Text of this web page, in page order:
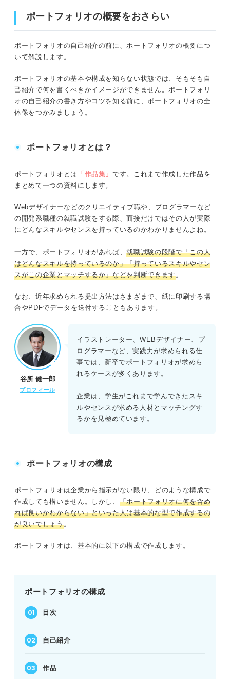
ポートフォリオの概要をおさらい
ポートフォリオの自己紹介の前に、ポートフォリオの概要につ
いて解説します。
ポートフォリオの基本や構成を知らない状態では、そもそも自
己紹介で何を書くべきかイメージができません。ポートフォリ
オの自己紹介の書き方やコツを知る前に、ポートフォリオの全
体像をつかみましょう。
ポートフォリオとは？
ポートフォリオとは 「作品集」です。これまで作成した作品を
まとめて一つの資料にします。
Webデザイナーなどのクリエイティブ職や、プログラマーなど
の開発系職種の就職試験をする際、面接だけではその人が実際
にどんなスキルやセンスを持っているのかわかりませんよね。
一方で、ポートフォリオがあれば、就職試験の段階で「この人
はどんなスキルを持っているのか」「持っているスキルやセン
スがこの企業とマッチするか」などを判断できます。
なお、近年求められる提出方法はさまざまで、紙に印刷する場
合やPDFでデータを送付することもあります。
谷所 健一郎
プロフィール
イラストレーター、WEBデザイナー、プ
ログラマーなど、実践力が求められる仕
事では、新卒でポートフォリオが求めら
れるケースが多くあります。
企業は、学生がこれまで学んできたスキ
ルやセンスが求める人材とマッチングす
るかを見極めています。
ポートフォリオの構成
ポートフォリオは企業から指示がない限り、どのような構成で
作成しても構いません。しかし、 「ポートフォリオに何を含め
れば良いかわからない」といった人は基本的な型で作成するの
が良いでしょう。
ポートフォリオは、基本的に以下の構成で作成します。
ポートフォリオの構成
目次
自己紹介
作品
上手にポートフォリオの自己紹介を作成するコツ
簡単にポートフォリオを作成できるサービスを利用する
作成後に第三者に確認・フィードバックをもらう
自身が持つ世界観とデザインを統一させる
職種別！ ポートフォリオの自己紹介の書き方の例文
マネジメント職
開発系職種
ポートフォリオの自己紹介の注意点
記載する内容を応募する企業に合わせる
誤字脱字は入念に確認する
興味を持ってもらえるようなデザインにする
見やすさが重要！ 企業に興味を持ってもらえるポートフ
ォリオの自己紹介を作成しよう